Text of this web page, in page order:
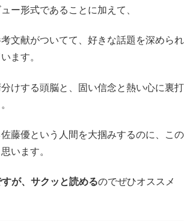
ー形式であることに加えて、
文献がついてて、好きな話題を深められ
ます。
けする頭脳と、固い信念と熱い心に裏打
藤優という人間を大掴みするのに、この
います。
が、サクッと読めるのでぜひオススメ